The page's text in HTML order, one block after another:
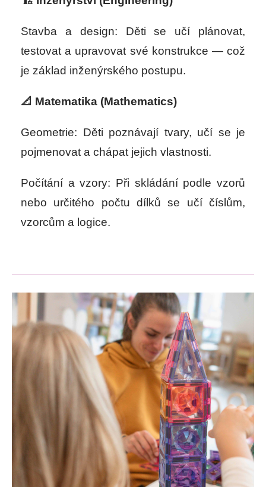
Stavba a design: Děti se učí plánovat,
testovat a upravovat své konstrukce — což
je základ inženýrského postupu.
📐 Matematika (Mathematics)
Geometrie: Děti poznávají tvary, učí se je
pojmenovat a chápat jejich vlastnosti.
Počítání a vzory: Při skládání podle vzorů
nebo určitého počtu dílků se učí číslům,
vzorcům a logice.